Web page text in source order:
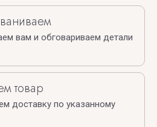
вам и обговариваем детали
товар
доставку по указанному